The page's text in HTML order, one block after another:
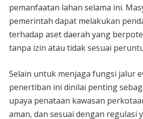
pemanfaatan lahan selama ini.
pemerintah dapat melakukan
terhadap aset daerah yang
tanpa izin atau tidak sesuai
Selain untuk menjaga fungsi jalur
penertiban ini dinilai penting
upaya penataan kawasan
aman, dan sesuai dengan regulasi